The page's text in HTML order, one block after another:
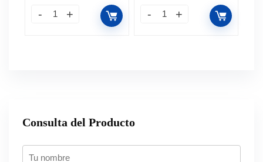
Consulta del Producto